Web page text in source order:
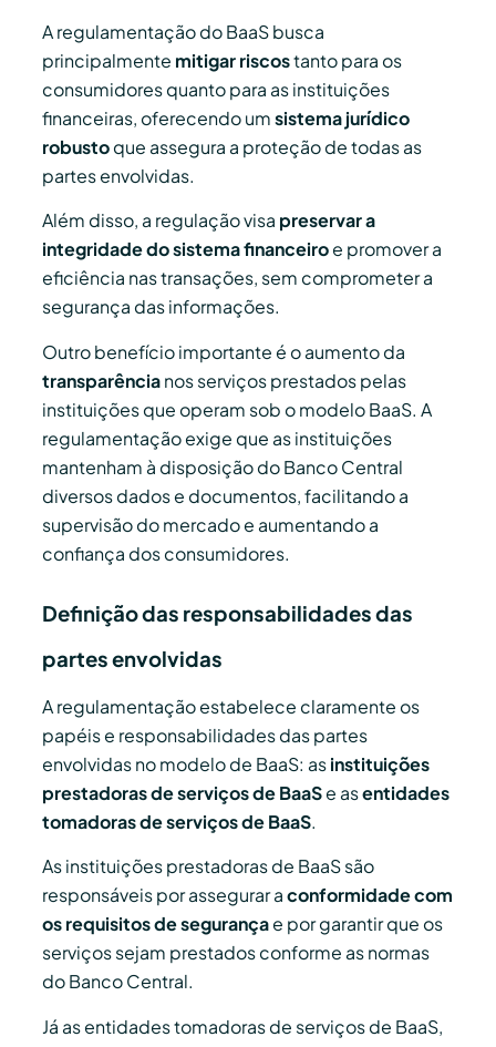
A regulamentação do BaaS busca
principalmente mitigar riscostanto para os
consumidores quanto para as instituições
financeiras, oferecendo umsistema jurídico
robustoque assegura a proteção de todas as
partes envolvidas.
Além disso, a regulação visa preservar a
integridade do sistema financeiroe promover a
eficiência nas transações, sem comprometer a
segurança das informações.
Outro benefício importante é o aumento da
transparêncianos serviços prestados pelas
instituições que operam sob o modelo BaaS. A
regulamentação exige que as instituições
mantenham à disposição do Banco Central
diversos dados e documentos, facilitando a
supervisão do mercado e aumentando a
confiança dos consumidores.
Definição das responsabilidades das
partes envolvidas
A regulamentação estabelece claramente os
papéis e responsabilidades das partes
envolvidas no modelo de BaaS: asinstituições
prestadoras de serviços de BaaSe asentidades
tomadoras de serviços de BaaS.
As instituições prestadoras de BaaS são
responsáveis por assegurar aconformidade com
os requisitos de segurançae por garantir que os
serviços sejam prestados conforme as normas
do Banco Central.
Já as entidades tomadoras de serviços de BaaS,